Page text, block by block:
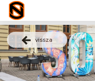
vissza